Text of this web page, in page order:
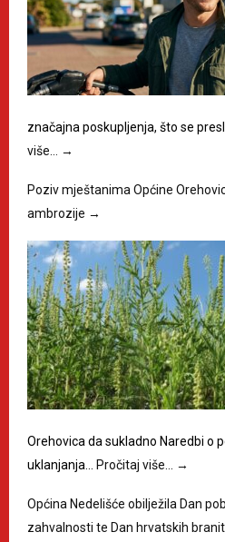
značajna poskupljenja, što se
više…
→
Poziv mještanima Općine
ambrozije →
Orehovica da sukladno Naredbi o
uklanjanja…
Pročitaj više… →
Općina Nedelišće obilježila Dan
zahvalnosti te Dan hrvatskih